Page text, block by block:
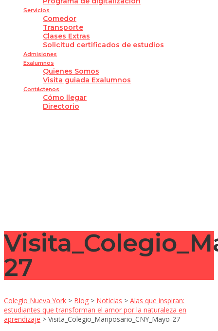
Servicios
Comedor
Transporte
Clases Extras
Solicitud certificados de estudios
Admisiones
Exalumnos
Quienes Somos
Visita guiada Exalumnos
Contáctenos
Cómo llegar
Directorio
27
Colegio Nueva York > Blog > Noticias > Alas que inspiran:
estudiantes que transforman el amor por la naturaleza en
aprendizaje > Visita_Colegio_Mariposario_CNY_Mayo-27